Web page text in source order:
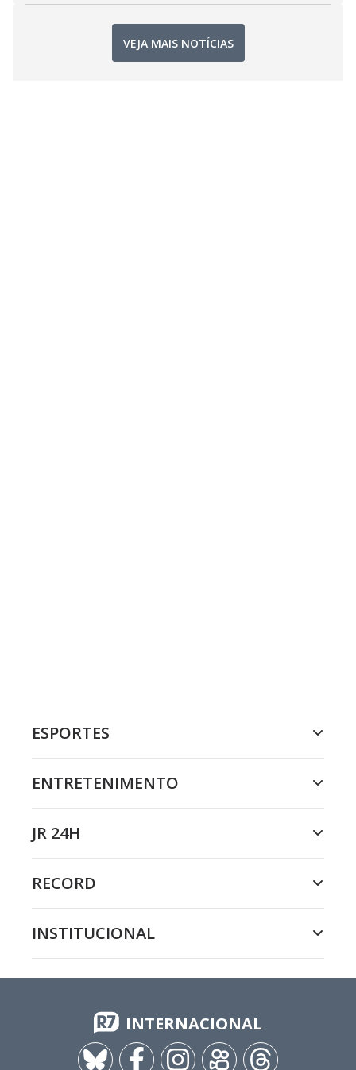
VEJA MAIS NOTÍCIAS
ESPORTES
ENTRETENIMENTO
JR 24H
RECORD
INSTITUCIONAL
INTERNACIONAL